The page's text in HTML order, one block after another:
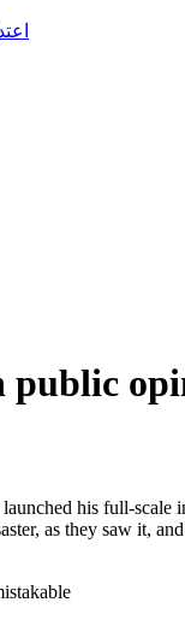
public
his full-
as they saw it,